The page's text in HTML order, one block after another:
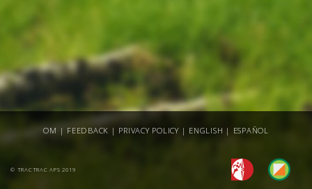
© TRACTRAC APS 2019
OM | FEEDBACK | PRIVACY POLICY| ENGLISH | ESPAÑOL